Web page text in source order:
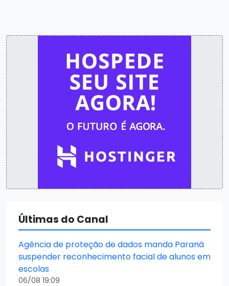
Últimas do Canal
Agência de proteção de dados manda Paraná
suspender reconhecimento facial de alunos em
escolas
06/08 19:09